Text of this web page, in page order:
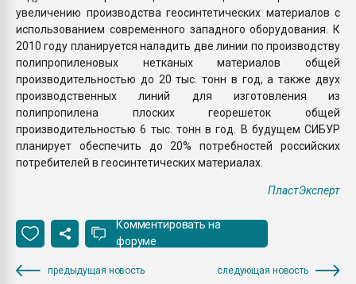
увеличению производства геосинтетических материалов с
использованием современного западного оборудования. К
2010 году планируется наладить две линии по производству
полипропиленовых нетканых материалов общей
производительностью до 20 тыс. тонн в год, а также двух
производственных линий для изготовления из
полипропилена плоских георешеток общей
производительностью 6 тыс. тонн в год. В будущем СИБУР
планирует обеспечить до 20% потребностей российских
потребителей в геосинтетических материалах.
ПластЭксперт
Комментировать на
форуме
предыдущая новость следующая новость